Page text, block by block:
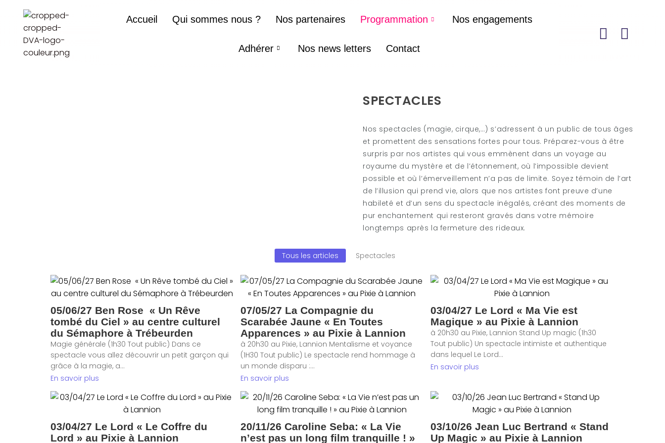
Accueil Qui sommes nous ? Nos partenaires Programmation Nos engagements
Adhérer Nos news letters Contact
SPECTACLES
Nos spectacles (magie, cirque,…) s’adressent à un public de tous âges
et promettent des sensations fortes pour tous. Préparez-vous à être
surpris par nos artistes qui vous emmènent dans un voyage au
royaume du mystère et de l’étonnement, où l’impossible devient
possible et où l’émerveillement n’a pas de limite. Soyez témoin de l’art
de l’illusion qui prend vie, alors que nos artistes font preuve d’une
habileté et d’un sens du spectacle inégalés, créant des moments de
pur enchantement qui resteront gravés dans votre mémoire
longtemps après la fermeture des rideaux.
Tous les articles Spectacles
05/06/27 Ben Rose « Un Rêve
tombé du Ciel » au centre culturel
du Sémaphore à Trébeurden
Magie générale (1h30 Tout public) Dans ce
spectacle vous allez découvrir un petit garçon qui
grâce à la magie, a...
En savoir plus
07/05/27 La Compagnie du
Scarabée Jaune « En Toutes
Apparences » au Pixie à Lannion
à 20h30 au Pixie, Lannion Mentalisme et voyance
(1H30 Tout public) Le spectacle rend hommage à
un monde disparu :...
En savoir plus
03/04/27 Le Lord « Ma Vie est
Magique » au Pixie à Lannion
à 20h30 au Pixie, Lannion Stand Up magic (1h30
Tout public) Un spectacle intimiste et authentique
dans lequel Le Lord...
En savoir plus
03/04/27 Le Lord « Le Coffre du
Lord » au Pixie à Lannion
20/11/26 Caroline Seba: « La Vie
n’est pas un long film tranquille ! »
03/10/26 Jean Luc Bertrand « Stand
Up Magic » au Pixie à Lannion